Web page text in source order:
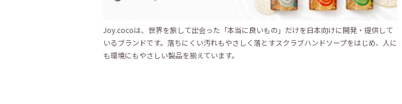
Joy.cocoは、世界を旅して出会った「本当に良いもの」だけを日本向けに開発・提供して
いるブランドです。落ちにくい汚れもやさしく落とすスクラブハンドソープをはじめ、人に
も環境にもやさしい製品を揃えています。